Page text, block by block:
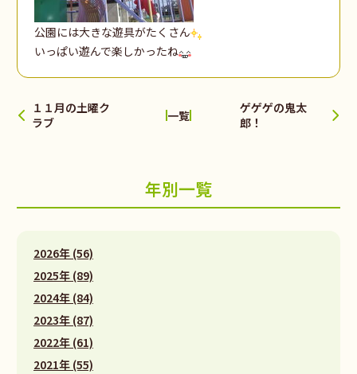
公園には大きな遊具がたくさん
いっぱい遊んで楽しかったね
１１月の土曜ク
ラブ
一覧
ゲゲゲの鬼太
郎！
年別一覧
2026年 (56)
2025年 (89)
2024年 (84)
2023年 (87)
2022年 (61)
2021年 (55)